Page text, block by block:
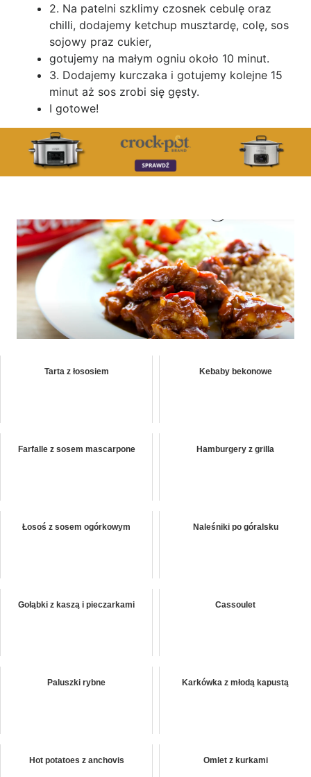
2. Na patelni szklimy czosnek cebulę oraz
chilli, dodajemy ketchup musztardę, colę, sos
sojowy praz cukier,
gotujemy na małym ogniu około 10 minut.
3. Dodajemy kurczaka i gotujemy kolejne 15
minut aż sos zrobi się gęsty.
I gotowe!
Tarta z łososiem Kebaby bekonowe
Farfalle z sosem mascarpone Hamburgery z grilla
Łosoś z sosem ogórkowym Naleśniki po góralsku
Gołąbki z kaszą i pieczarkami Cassoulet
Paluszki rybne Karkówka z młodą kapustą
Hot potatoes z anchovis Omlet z kurkami